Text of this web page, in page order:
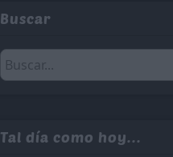
Buscar
Tal día como hoy...